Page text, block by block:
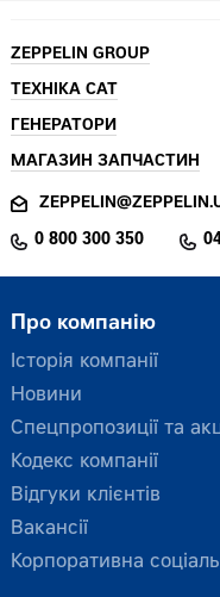
ZEPPELIN GROUP
ТЕХНІКА CAT
ГЕНЕРАТОРИ
МАГАЗИН ЗАПЧАСТИН
0 800 300 350
Про компанію
Історія компанії
Новини
Спецпропозиції та
Кодекс компанії
Відгуки клієнтів
Вакансії
Корпоративна